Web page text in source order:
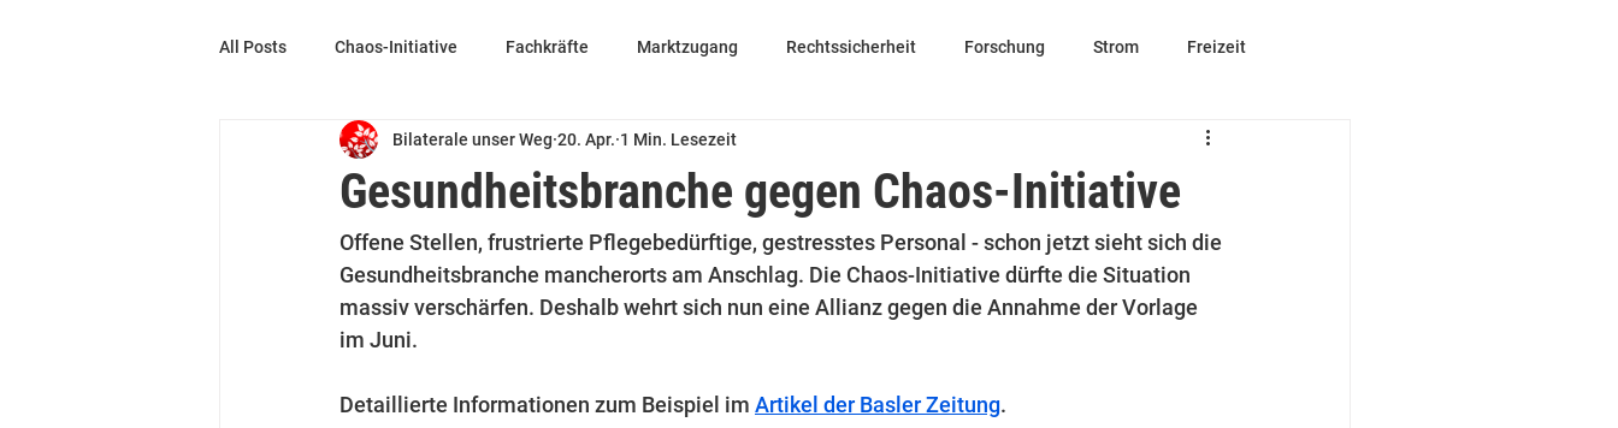
All Posts Chaos-Initiative Fachkräfte Marktzugang Rechtssicherheit Forschung Strom Freizeit
Community Sicherheit
Gesundheitsbranche gegen Chaos-Initiative
Bilaterale unser Weg 20. Apr. 1 Min. Lesezeit
Offene Stellen, frustrierte Pflegebedürftige, gestresstes Personal - schon jetzt sieht sich die
Gesundheitsbranche mancherorts am Anschlag. Die Chaos-Initiative dürfte die Situation
massiv verschärfen. Deshalb wehrt sich nun eine Allianz gegen die Annahme der Vorlage
im Juni.
Detaillierte Informationen zum Beispiel im Artikel der Basler Zeitung.